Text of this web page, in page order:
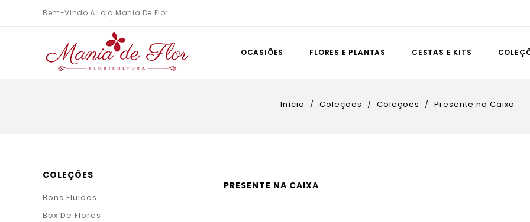
Bem-Vindo À Loja Mania De Flor
OCASIÕES FLORES E PLANTAS CESTAS E KITS
Início Coleções Coleções Presente na Caixa
COLEÇÕES
Bons Fluidos
Box De Flores
PRESENTE NA CAIXA